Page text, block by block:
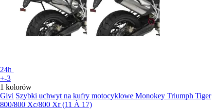
24h
+-3
1 kolorów
Givi Szybki uchwyt na kufry motocyklowe Monokey Triumph Tiger
800/800 Xc/800 Xr (11 À 17)